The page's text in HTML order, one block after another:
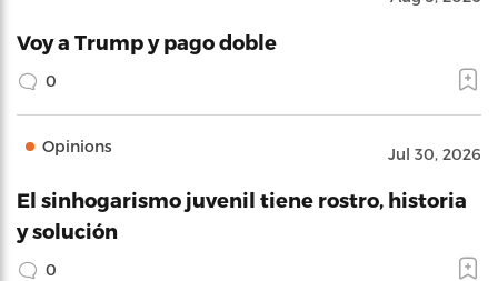
Voy a Trump y pago doble
0
Opinions Jul 30, 2026
El sinhogarismo juvenil tiene rostro, historia
y solución
0